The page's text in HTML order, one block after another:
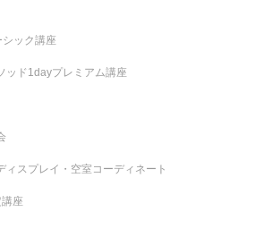
ック講座
ッド1dayプレミアム講座
ィスプレイ・空室コーディネート
座